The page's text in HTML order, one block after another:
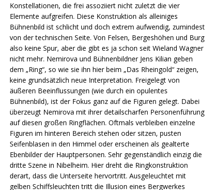
Konstellationen, die frei assoziiert nicht zuletzt die vier
Elemente aufgreifen. Diese Konstruktion als alleiniges
Bühnenbild ist schlicht und doch extrem aufwendig, zumindest
von der technischen Seite. Von Felsen, Bergeshöhen und Burg
also keine Spur, aber die gibt es ja schon seit Wieland Wagner
nicht mehr. Nemirova und Bühnenbildner Jens Kilian geben
dem „Ring“, so wie sie ihn hier beim „Das Rheingold“ zeigen,
keine grundsätzlich neue Interpretation. Freigelegt von
äußeren Beeinflussungen (wie durch ein opulentes
Bühnenbild), ist der Fokus ganz auf die Figuren gelegt. Dabei
überzeugt Nemirova mit ihrer detailscharfen Personenführung
auf diesen großen Ringflächen. Oftmals verbleiben einzelne
Figuren im hinteren Bereich stehen oder sitzen, pusten
Seifenblasen in den Himmel oder erscheinen als gealterte
Ebenbilder der Hauptpersonen. Sehr gegenständlich einzig die
dritte Szene in Nibelheim. Hier dreht die Ringkonstruktion
derart, dass die Unterseite hervortritt. Ausgeleuchtet mit
gelben Schiffsleuchten tritt die Illusion eines Bergwerkes